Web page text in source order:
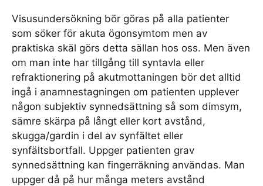
Visusundersökning bör göras på alla patienter
som söker för akuta ögonsymtom men av
praktiska skäl görs detta sällan hos oss. Men även
om man inte har tillgång till syntavla eller
refraktionering på akutmottaningen bör det alltid
ingå i anamnestagningen om patienten upplever
någon subjektiv synnedsättning så som dimsym,
sämre skärpa på långt eller kort avstånd,
skugga/gardin i del av synfältet eller
synfältsbortfall. Uppger patienten grav
synnedsättning kan fingerräkning användas. Man
uppger då på hur många meters avstånd